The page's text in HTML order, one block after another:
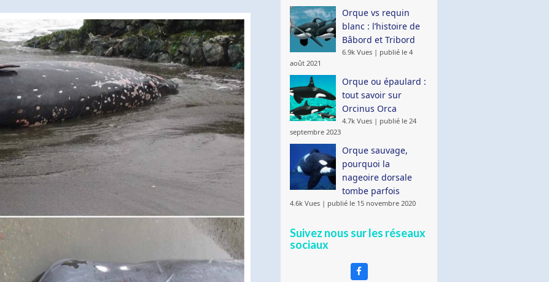
Orque vs requin
blanc : l’histoire de
Bâbord et Tribord
6.9k Vues | publié le 4
août 2021
Orque ou épaulard :
tout savoir sur
Orcinus Orca
4.7k Vues | publié le 24
septembre 2023
Orque sauvage,
pourquoi la
nageoire dorsale
tombe parfois
4.6k Vues | publié le 15 novembre 2020
Suivez nous sur les réseaux
sociaux
Facebook